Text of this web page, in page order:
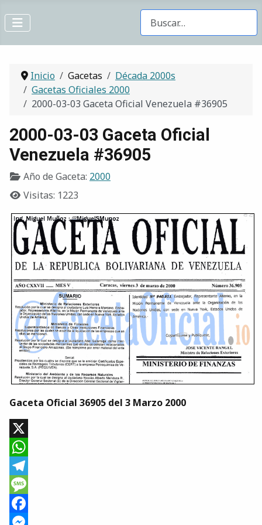
Buscar Gacetas
Inicio Gacetas
Década 2000s
Gacetas Oficiales 2000
2000-03-03 Gaceta Oficial Venezuela #36905
2000-03-03 Gaceta Oficial
Venezuela #36905
Año de Gaceta: 2000
Visitas: 1223
Gaceta Oficial 36905 del 3 Marzo 2000
X
WhatsApp
Telegram
Message
Facebook